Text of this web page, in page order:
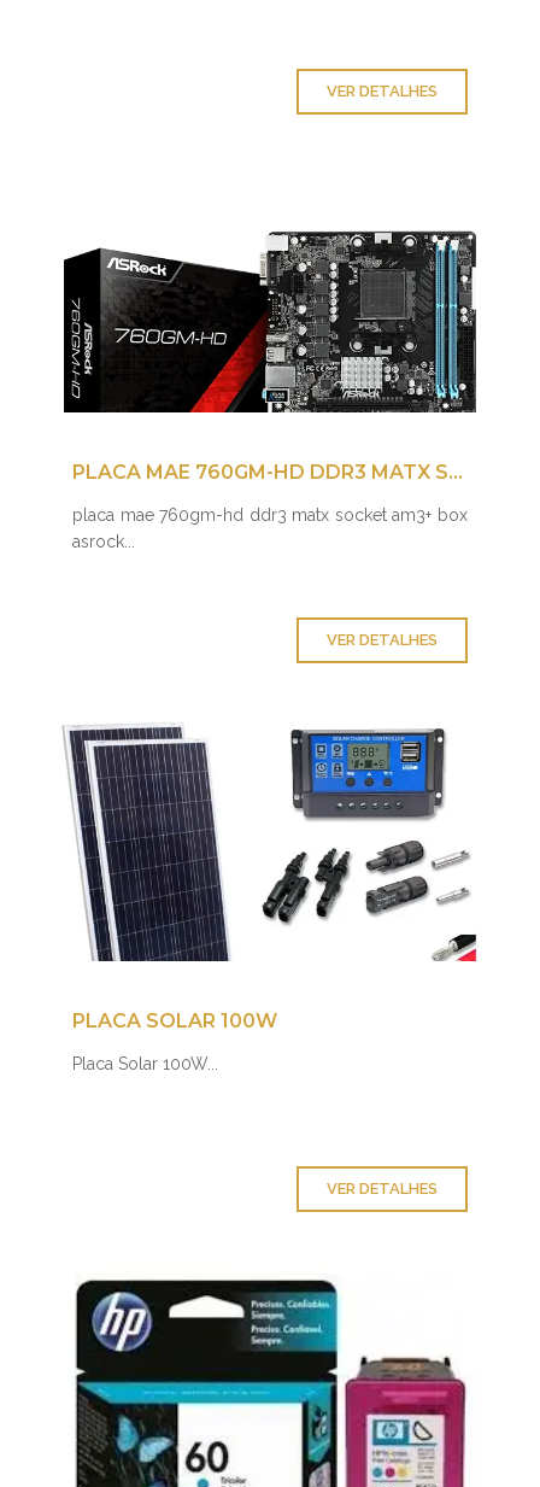
VER DETALHES
PLACA MAE 760GM-HD DDR3 MATX SOCKET AM3+ BOX ASROCK
placa mae 760gm-hd ddr3 matx socket am3+ box
asrock...
VER DETALHES
PLACA SOLAR 100W
Placa Solar 100W...
VER DETALHES